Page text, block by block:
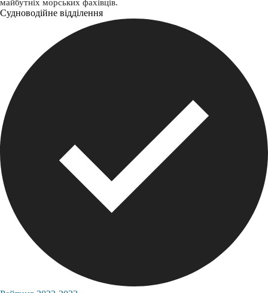
майбутніх морських фахівців.
Судноводійне відділення